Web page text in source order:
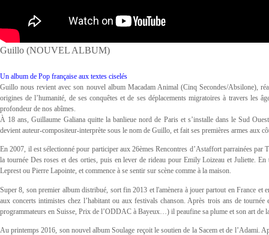
Guillo (NOUVEL ALBUM)
Un album de Pop française aux textes ciselés
Guillo nous revient avec son nouvel album Macadam Animal (Cinq Secondes/Absilone),
origines de l’humanité, de ses conquêtes et de ses déplacements migratoires à travers les
profondeur de nos abîmes.
À 18 ans, Guillaume Galiana quitte la banlieue nord de Paris et s’installe dans le Sud
devient auteur-compositeur-interprète sous le nom de Guillo, et fait ses premières armes aux
En 2007, il est sélectionné pour participer aux 26èmes Rencontres d’Astaffort parrainées
la tournée Des roses et des orties, puis en lever de rideau pour Emily Loizeau et Juliette.
Leprest ou Pierre Lapointe, et commence à se sentir sur scène comme à la maison.
Super 8, son premier album distribué, sort fin 2013 et l'amènera à jouer partout en France et
aux concerts intimistes chez l’habitant ou aux festivals chanson. Après trois ans de
programmateurs en Suisse, Prix de l’ODDAC à Bayeux…) il peaufine sa plume et son art de
Au printemps 2016, son nouvel album Soulage reçoit le soutien de la Sacem et de l’Adami.